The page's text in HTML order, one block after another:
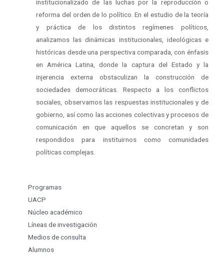
institucionalizado de las luchas por la reproducción o
reforma del orden de lo político. En el estudio de la teoría
y práctica de los distintos regímenes políticos,
analizamos las dinámicas institucionales, ideológicas e
históricas desde una perspectiva comparada, con énfasis
en América Latina, donde la captura del Estado y la
injerencia externa obstaculizan la construcción de
sociedades democráticas. Respecto a los conflictos
sociales, observamos las respuestas institucionales y de
gobierno, así como las acciones colectivas y procesos de
comunicación en que aquellos se concretan y son
respondidos para instituirnos como comunidades
políticas complejas.
Programas
UACP
Núcleo académico
Líneas de investigación
Medios de consulta
Alumnos